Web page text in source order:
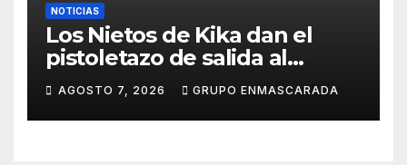
NOTICIAS
Los Nietos de Kika dan el
pistoletazo de salida al
Carnaval 2027 con el inicio de
sus ensayos
AGOSTO 7, 2026 GRUPO ENMASCARADA